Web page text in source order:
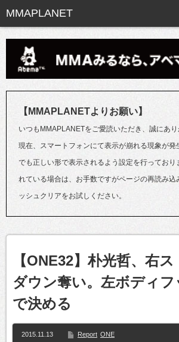
【MMAPLANETよりお願い】
いつもMMAPLANETをご愛読いただき、誠にあり
現在、スマートフォンにて表示が崩れる現象が発
でも正しい形で表示されるよう設定を行っており
れている場合は、お手数ですがページの再読み込
ッシュクリアをお試しください。
【ONE32】朴光哲、右
ダウン奪い。左ボディ
で決める
2015.11.13 Report ONE